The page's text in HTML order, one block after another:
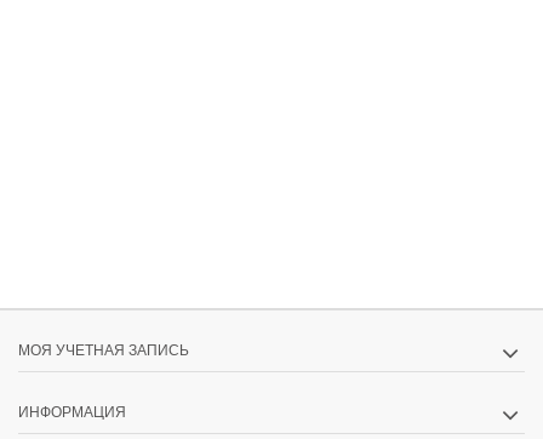
МОЯ УЧЕТНАЯ ЗАПИСЬ
ИНФОРМАЦИЯ